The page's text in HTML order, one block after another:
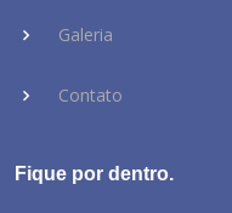
Galeria
Contato
Fique por dentro.